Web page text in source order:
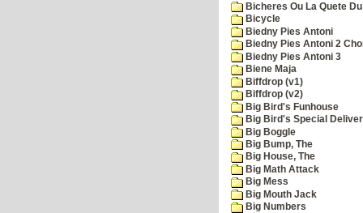
Bicheres Ou La Quete
Bicycle
Biedny Pies Antoni
Biedny Pies Antoni 2
Biedny Pies Antoni 3
Biene Maja
Biffdrop (v1)
Biffdrop (v2)
Big Bird's Funhouse
Big Bird's Special
Big Boggle
Big Bump, The
Big House, The
Big Math Attack
Big Mess
Big Mouth Jack
Big Numbers